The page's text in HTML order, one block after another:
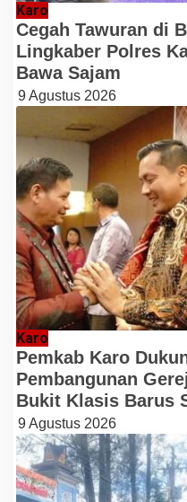
Karo
Cegah Tawuran di
Lingkaber Polres
Bawa Sajam
9 Agustus 2026
Karo
Pemkab Karo
Pembangunan
Bukit Klasis Barus
9 Agustus 2026